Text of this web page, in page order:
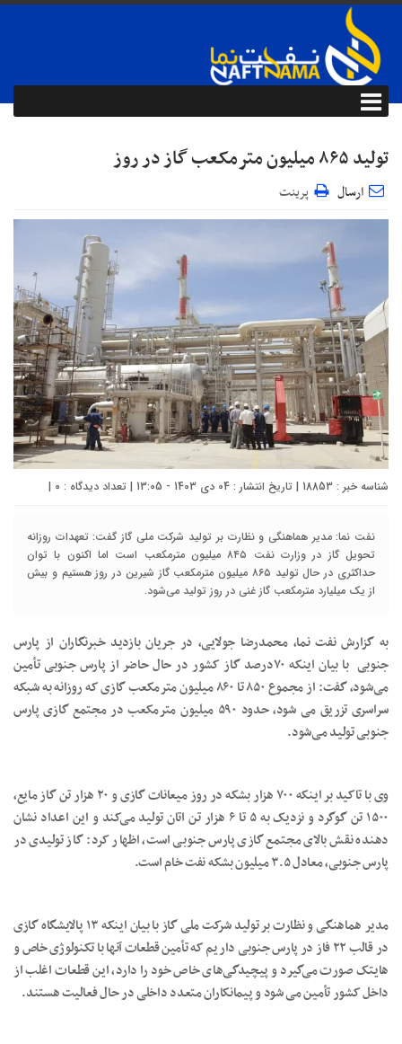
تولید ۸۶۵ میلیون مترمکعب گاز در روز
ارسال پرینت
شناسه خبر : 18853 | تاریخ انتشار : 04 دی 1403 - 13:05 | تعداد دیدگاه : ۰ |
نفت نما: مدیر هماهنگی و نظارت بر تولید شرکت ملی گاز گفت: تعهدات روزانه
تحویل گاز در وزارت نفت ۸۴۵ میلیون مترمکعب است اما اکنون با توان
حداکثری در حال تولید ۸۶۵ میلیون مترمکعب گاز شیرین در روز هستیم و بیش
از یک میلیارد مترمکعب گاز غنی در روز تولید می‌شود.
به گزارش نفت نما، محمدرضا جولایی، در جریان بازدید خبرنگاران از پارس
جنوبی با بیان اینکه ۷۰درصد گاز کشور در حال حاضر از پارس جنوبی تأمین
می‌شود، گفت: از مجموع ۸۵۰ تا ۸۶۰ میلیون مترمکعب گازی که روزانه به شبکه
سراسری تزریق می شود، حدود ۵۹۰ میلیون مترمکعب در مجتمع گازی پارس
جنوبی تولید می‌شود.
وی با تاکید بر اینکه ۷۰۰ هزار بشکه در روز میعانات گازی و ۲۰ هزار تن گاز مایع،
۱۵۰۰ تن گوگرد و نزدیک به ۵ تا ۶ هزار تن اتان تولید می‌کند و این اعداد نشان
دهنده نقش بالای مجتمع گازی پارس جنوبی است، اظهار کرد: گاز تولیدی در
پارس جنوبی، معادل ۳.۵ میلیون بشکه نفت خام است.
مدیر هماهنگی و نظارت بر تولید شرکت ملی گاز با بیان اینکه ۱۳ پالایشگاه گازی
در قالب ۲۲ فاز در پارس جنوبی داریم که تأمین قطعات آنها با تکنولوژی خاص و
هایتک صورت می‌گیرد و پیچیدگی‌های خاص خود را دارد، این قطعات اغلب از
داخل کشور تأمین می شود و پیمانکاران متعدد داخلی در حال فعالیت هستند.